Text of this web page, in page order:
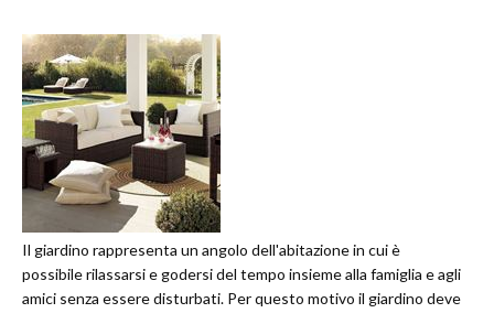
Il giardino rappresenta un angolo dell'abitazione in cui è
possibile rilassarsi e godersi del tempo insieme alla famiglia e agli
amici senza essere disturbati. Per questo motivo il giardino deve